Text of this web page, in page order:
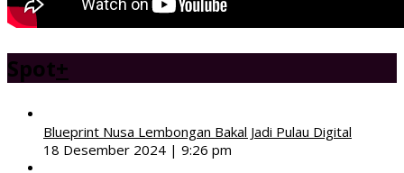
Spot+
Blueprint Nusa Lembongan Bakal Jadi Pulau Digital
18 Desember 2024 | 9:26 pm